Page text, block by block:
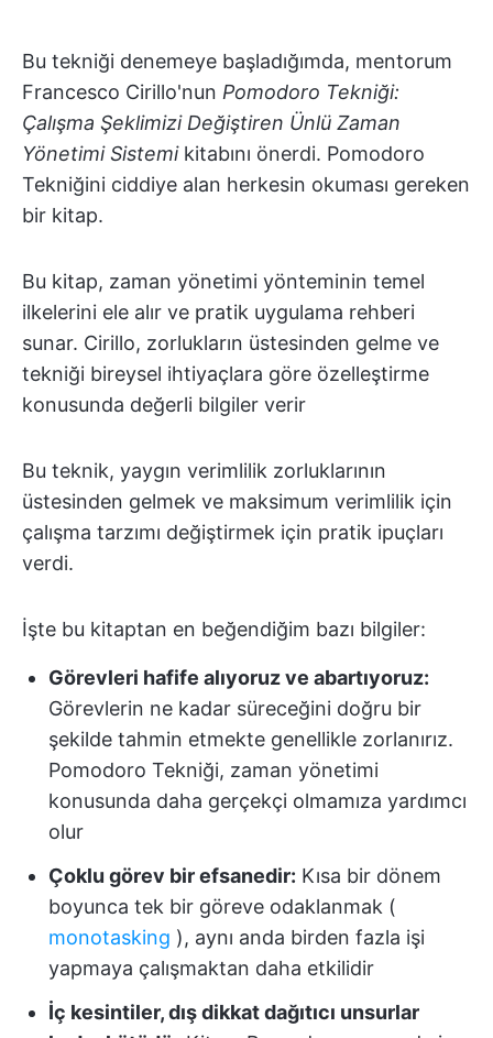
Bu tekniği denemeye başladığımda, mentorum
Francesco Cirillo'nun Pomodoro Tekniği:
Çalışma Şeklimizi Değiştiren Ünlü Zaman
Yönetimi Sistemikitabını önerdi. Pomodoro
Tekniğini ciddiye alan herkesin okuması gereken
bir kitap.
Bu kitap, zaman yönetimi yönteminin temel
ilkelerini ele alır ve pratik uygulama rehberi
sunar. Cirillo, zorlukların üstesinden gelme ve
tekniği bireysel ihtiyaçlara göre özelleştirme
konusunda değerli bilgiler verir
Bu teknik, yaygın verimlilik zorluklarının
üstesinden gelmek ve maksimum verimlilik için
çalışma tarzımı değiştirmek için pratik ipuçları
verdi.
İşte bu kitaptan en beğendiğim bazı bilgiler:
Görevleri hafife alıyoruz ve abartıyoruz:
Görevlerin ne kadar süreceğini doğru bir
şekilde tahmin etmekte genellikle zorlanırız.
Pomodoro Tekniği, zaman yönetimi
konusunda daha gerçekçi olmamıza yardımcı
olur
Çoklu görev bir efsanedir: Kısa bir dönem
boyunca tek bir göreve odaklanmak (
monotasking ), aynı anda birden fazla işi
yapmaya çalışmaktan daha etkilidir
İç kesintiler, dış dikkat dağıtıcı unsurlar